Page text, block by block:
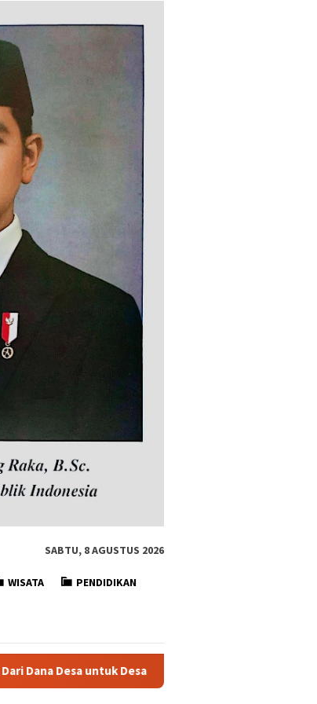
SABTU, 8 AGUSTUS 2026
WISATA PENDIDIKAN
Digital DESA DIGITAL Situ Ilir Mengadakan